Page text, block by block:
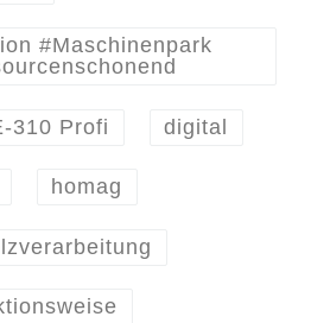
#Maschinenpark
310 Profi digital
homag